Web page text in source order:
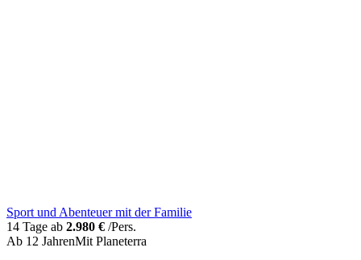
Sport und Abenteuer mit der Familie
14 Tage ab 2.980 € /Pers.
Ab 12 JahrenMit Planeterra